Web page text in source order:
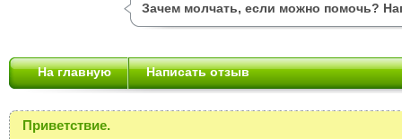
Зачем молчать, если можно помочь?
На главную Написать отзыв
Приветствие.